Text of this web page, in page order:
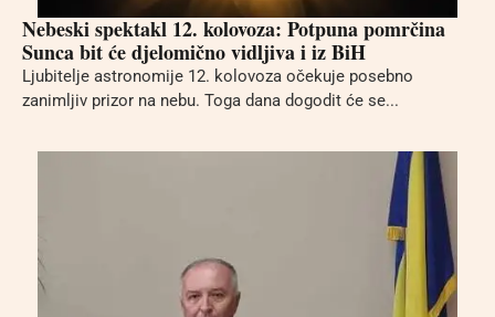
Nebeski spektakl 12. kolovoza: Potpuna pomrčina
Sunca bit će djelomično vidljiva i iz BiH
Ljubitelje astronomije 12. kolovoza očekuje posebno
zanimljiv prizor na nebu. Toga dana dogodit će se...